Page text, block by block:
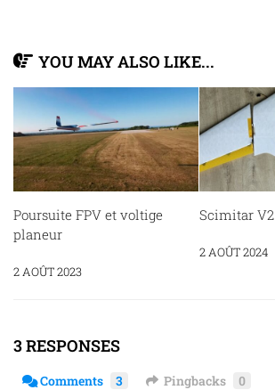
YOU MAY ALSO LIKE...
Poursuite FPV et voltige
planeur
2 AOÛT 2023
Scimitar V2
2 AOÛT 2024
3 RESPONSES
Comments 3 Pingbacks 0